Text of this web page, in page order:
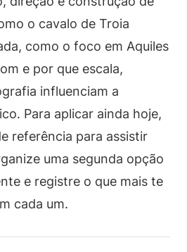
o cavalo de Troia
como o foco em Aquiles
e por que escala,
influenciam a
Para aplicar ainda hoje,
referência para assistir
uma segunda opção
e registre o que mais te
cada um.